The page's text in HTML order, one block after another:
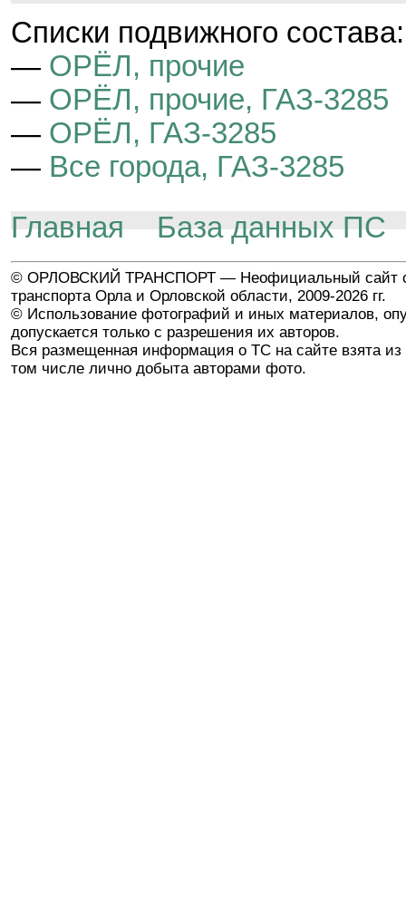
Cписки подвижного состава:
— ОРЁЛ, прочие
— ОРЁЛ, прочие, ГАЗ-3285
— ОРЁЛ, ГАЗ-3285
— Все города, ГАЗ-3285
Главная
База данных ПС
© ОРЛОВСКИЙ ТРАНСПОРТ — Неофициальный сайт
транспорта Орла и Орловской области, 2009-2026 гг.
© Использование фотографий и иных материалов,
допускается только с разрешения их авторов.
Вся размещенная информация о ТС на сайте взята из
том числе лично добыта авторами фото.